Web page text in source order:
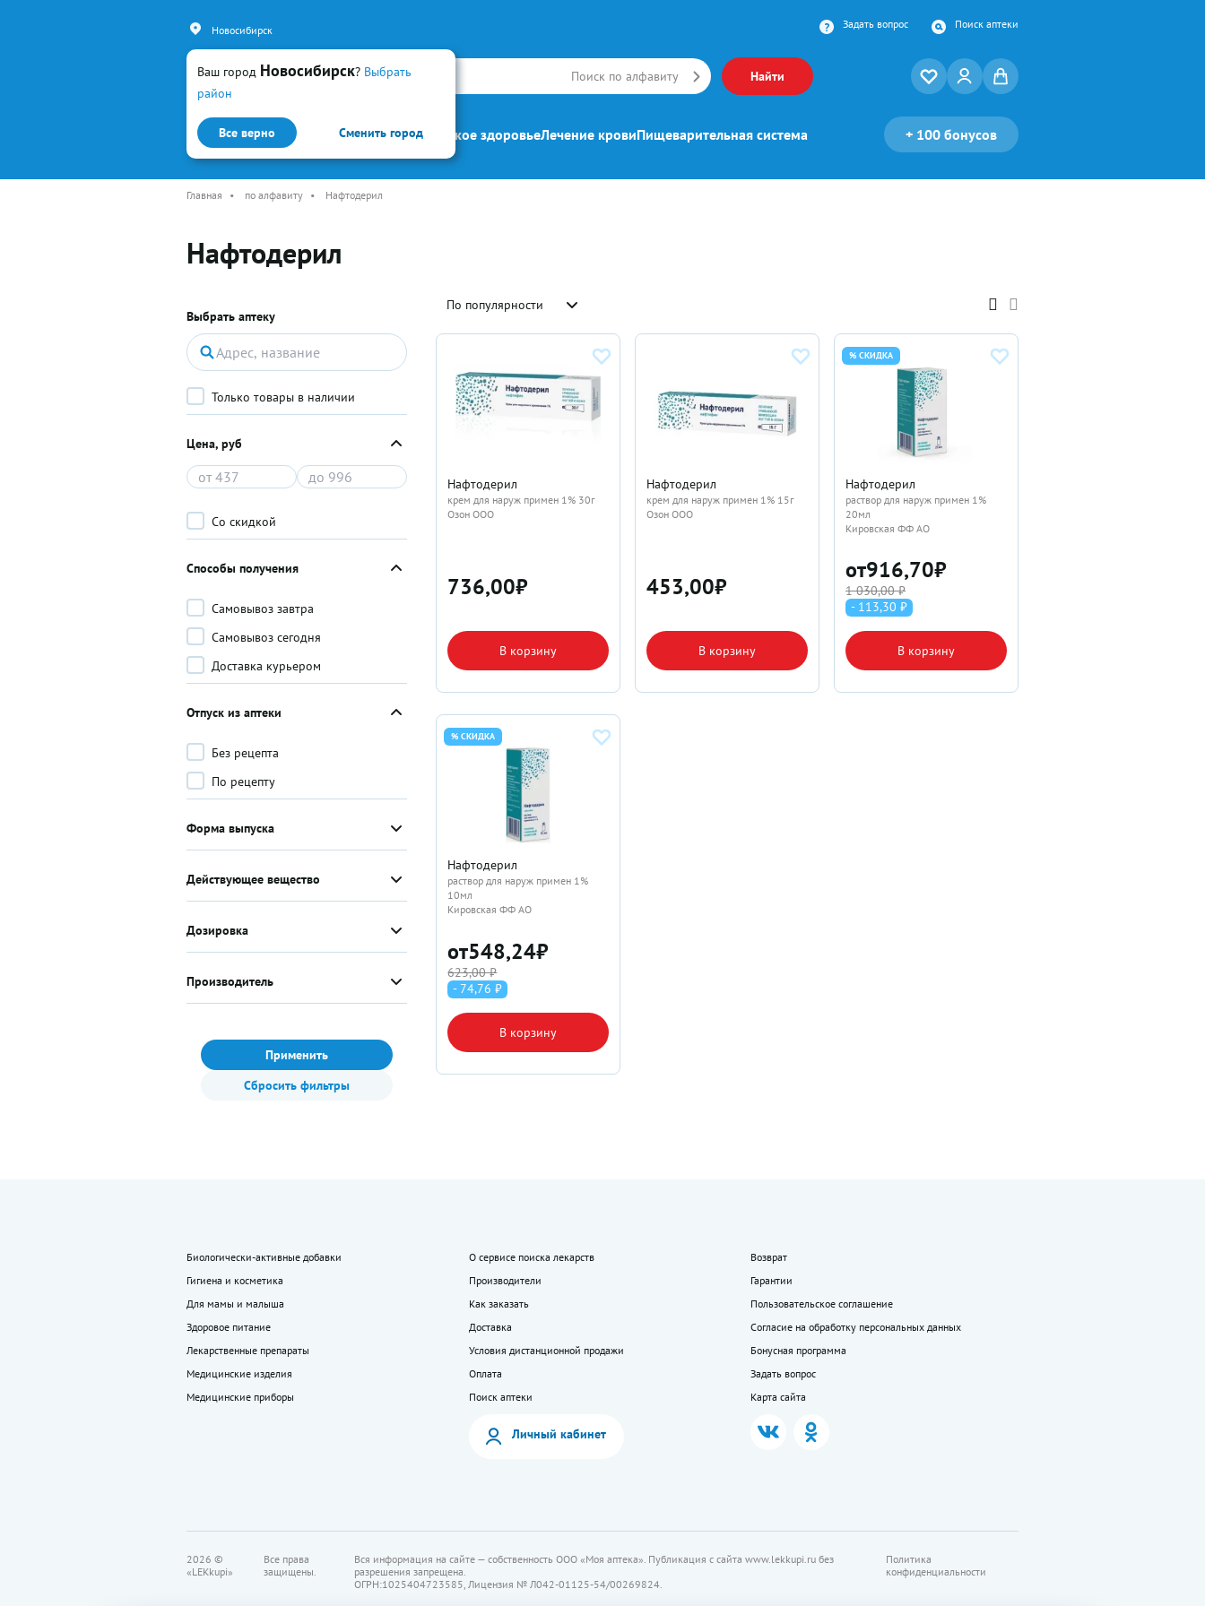
Ваш город Новосибирск? Выбрать
район
Все верно Сменить город
Новосибирск Задать вопрос Поиск аптеки
Искать Поиск по алфавиту Найти
Каталог Простуда и гриппЖенское здоровьеЛечение кровиПищеварительная система + 100 бонусов
Главная • по алфавиту • Нафтодерил
Нафтодерил
Выбрать аптеку
Только товары в наличии
Цена, руб
Со скидкой
Способы получения
Самовывоз завтра
Самовывоз сегодня
Доставка курьером
Отпуск из аптеки
Без рецепта
По рецепту
Форма выпуска
Действующее вещество
Дозировка
Производитель
Применить
Сбросить фильтры
По популярности
Нафтодерил
крем для наруж примен 1% 30г
Озон ООО
736,00₽
В корзину
Нафтодерил
крем для наруж примен 1% 15г
Озон ООО
453,00₽
В корзину
% СКИДКА
Нафтодерил
раствор для наруж примен 1%
20мл
Кировская ФФ АО
от916,70₽
1 030,00 ₽
- 113,30 ₽
В корзину
% СКИДКА
Нафтодерил
раствор для наруж примен 1%
10мл
Кировская ФФ АО
от548,24₽
623,00 ₽
- 74,76 ₽
В корзину
Биологически-активные добавки
Гигиена и косметика
Для мамы и малыша
Здоровое питание
Лекарственные препараты
Медицинские изделия
Медицинские приборы
О сервисе поиска лекарств
Производители
Как заказать
Доставка
Условия дистанционной продажи
Оплата
Поиск аптеки
Возврат
Гарантии
Пользовательское соглашение
Согласие на обработку персональных данных
Бонусная программа
Задать вопрос
Карта сайта
Личный кабинет
2026 ©
«LEKkupi»
Все права
защищены.
Вся информация на сайте — собственность ООО «Моя аптека». Публикация с сайта www.lekkupi.ru без
разрешения запрещена.
ОГРН:1025404723585, Лицензия № Л042-01125-54/00269824.
Политика
конфиденциальности